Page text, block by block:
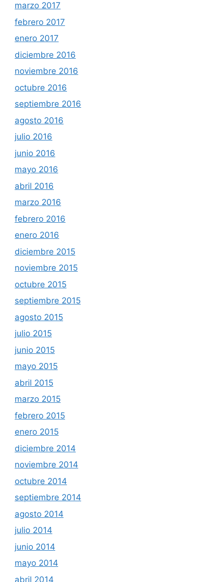
marzo 2017
febrero 2017
enero 2017
diciembre 2016
noviembre 2016
octubre 2016
septiembre 2016
agosto 2016
julio 2016
junio 2016
mayo 2016
abril 2016
marzo 2016
febrero 2016
enero 2016
diciembre 2015
noviembre 2015
octubre 2015
septiembre 2015
agosto 2015
julio 2015
junio 2015
mayo 2015
abril 2015
marzo 2015
febrero 2015
enero 2015
diciembre 2014
noviembre 2014
octubre 2014
septiembre 2014
agosto 2014
julio 2014
junio 2014
mayo 2014
abril 2014